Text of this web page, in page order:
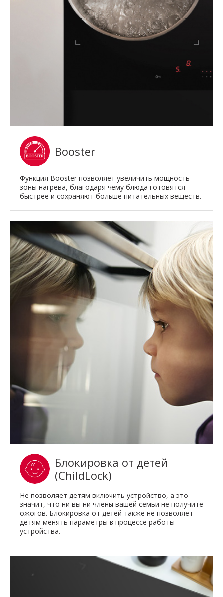
Booster
Функция Booster позволяет увеличить мощность
зоны нагрева, благодаря чему блюда готовятся
быстрее и сохраняют больше питательных веществ.
Блокировка от детей
(ChildLock)
Не позволяет детям включить устройство, а это
значит, что ни вы ни члены вашей семьи не получите
ожогов. Блокировка от детей также не позволяет
детям менять параметры в процессе работы
устройства.